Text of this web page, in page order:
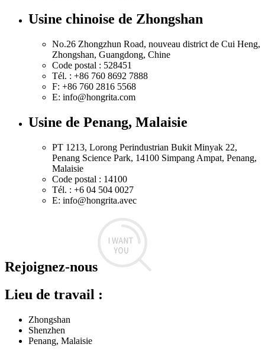
Usine chinoise de Zhongshan
No.26 Zhongzhun Road, nouveau district de Cui Heng,
Zhongshan, Guangdong, Chine
Code postal : 528451
Tél. : +86 760 8692 7888
F: +86 760 2816 5568
E: info@hongrita.com
Usine de Penang, Malaisie
PT 1213, Lorong Perindustrian Bukit Minyak 22,
Penang Science Park, 14100 Simpang Ampat, Penang,
Malaisie
Code postal : 14100
Tél. : +6 04 504 0027
E: info@hongrita.avec
Rejoignez-nous
Lieu de travail :
Zhongshan
Shenzhen
Penang, Malaisie